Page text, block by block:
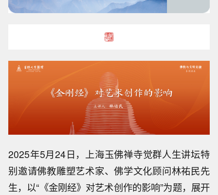
2025年5月24日，上海玉佛禅寺觉群人生讲坛特
别邀请佛教雕塑艺术家、佛学文化顾问林祐民先
生，以“《金刚经》对艺术创作的影响”为题，展开